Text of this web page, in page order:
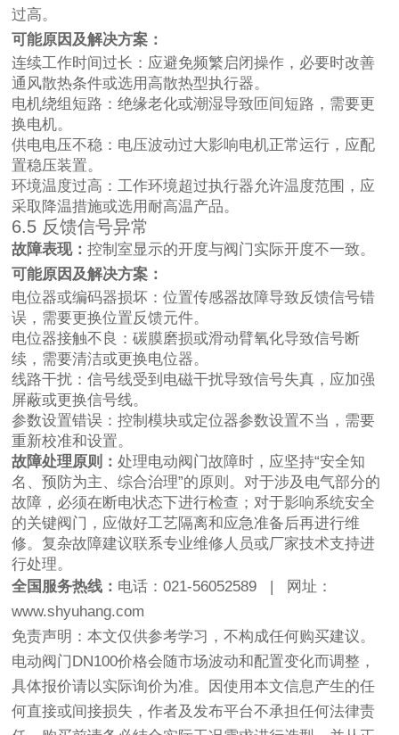
过高。
可能原因及解决方案：
连续工作时间过长：应避免频繁启闭操作，必要时改善
通风散热条件或选用高散热型执行器。
电机绕组短路：绝缘老化或潮湿导致匝间短路，需要更
换电机。
供电电压不稳：电压波动过大影响电机正常运行，应配
置稳压装置。
环境温度过高：工作环境超过执行器允许温度范围，应
采取降温措施或选用耐高温产品。
6.5 反馈信号异常
故障表现：控制室显示的开度与阀门实际开度不一致。
可能原因及解决方案：
电位器或编码器损坏：位置传感器故障导致反馈信号错
误，需要更换位置反馈元件。
电位器接触不良：碳膜磨损或滑动臂氧化导致信号断
续，需要清洁或更换电位器。
线路干扰：信号线受到电磁干扰导致信号失真，应加强
屏蔽或更换信号线。
参数设置错误：控制模块或定位器参数设置不当，需要
重新校准和设置。
故障处理原则：处理电动阀门故障时，应坚持“安全知
名、预防为主、综合治理”的原则。对于涉及电气部分的
故障，必须在断电状态下进行检查；对于影响系统安全
的关键阀门，应做好工艺隔离和应急准备后再进行维
修。复杂故障建议联系专业维修人员或厂家技术支持进
行处理。
全国服务热线： 电话：021-56052589 | 网址：
www.shyuhang.com
免责声明：本文仅供参考学习，不构成任何购买建议。
电动阀门DN100价格会随市场波动和配置变化而调整，
具体报价请以实际询价为准。因使用本文信息产生的任
何直接或间接损失，作者及发布平台不承担任何法律责